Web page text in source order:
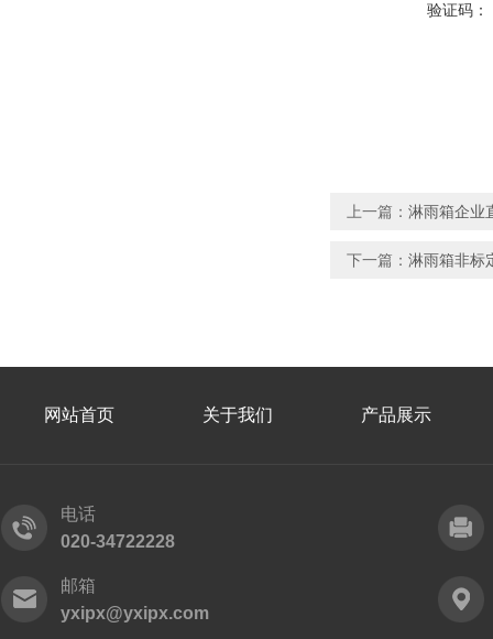
验证码：
上一篇： 淋雨箱企业
下一篇： 淋雨箱非标
网站首页 关于我们 产品展示
电话
020-34722228
邮箱
yxipx@yxipx.com